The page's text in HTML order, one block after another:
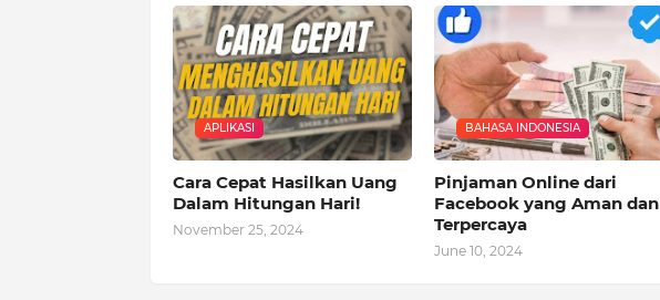
APLIKASI
Cara Cepat Hasilkan Uang
Dalam Hitungan Hari!
November 25, 2024
BAHASA INDONESIA
Pinjaman Online dari
Facebook yang Aman dan
Terpercaya
June 10, 2024